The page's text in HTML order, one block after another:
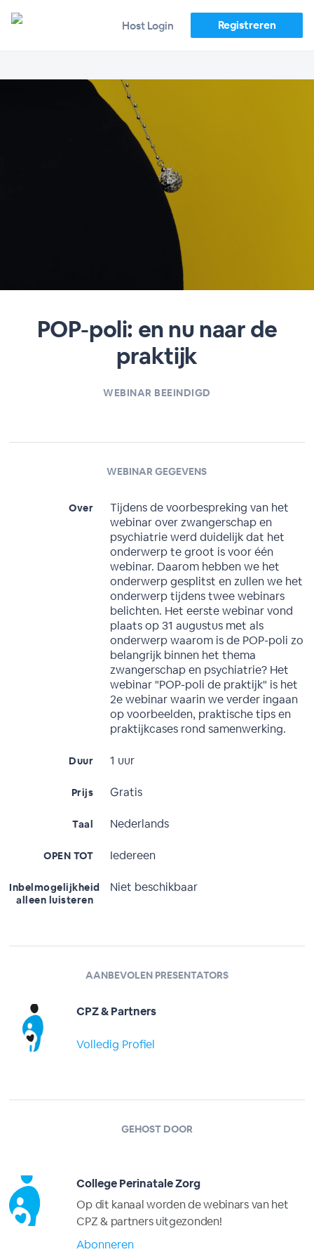
Host Login Registreren
POP-poli: en nu naar de
praktijk
WEBINAR BEEINDIGD
WEBINAR GEGEVENS
Over
Tijdens de voorbespreking van het
webinar over zwangerschap en
psychiatrie werd duidelijk dat het
onderwerp te groot is voor één
webinar. Daarom hebben we het
onderwerp gesplitst en zullen we het
onderwerp tijdens twee webinars
belichten. Het eerste webinar vond
plaats op 31 augustus met als
onderwerp waarom is de POP-poli zo
belangrijk binnen het thema
zwangerschap en psychiatrie? Het
webinar "POP-poli de praktijk" is het
2e webinar waarin we verder ingaan
op voorbeelden, praktische tips en
praktijkcases rond samenwerking.
Duur 1 uur
Prijs Gratis
Taal Nederlands
OPEN TOT Iedereen
Inbelmogelijkheid
alleen luisteren
Niet beschikbaar
AANBEVOLEN PRESENTATORS
CPZ & Partners
Volledig Profiel
GEHOST DOOR
College Perinatale Zorg
Op dit kanaal worden de webinars van het
CPZ & partners uitgezonden!
Abonneren